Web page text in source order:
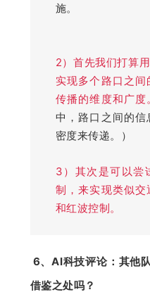
施。
2）首先我们打算
实现多个路口之
传播的维度和广度
中，路口之间的
密度来传递。）
3）其次是可以尝
制，来实现类似
和红波控制。
6、AI科技评论： 其他
借鉴之处吗？